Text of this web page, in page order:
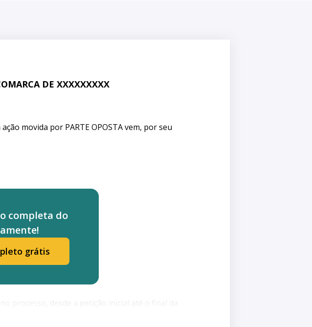
DE XXXXXXXXX
movida por PARTE OPOSTA vem, por seu
processo, desde a petição inicial até o final da
completa do
grátis